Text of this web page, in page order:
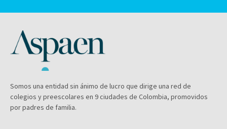
Somos una entidad sin ánimo de lucro que dirige una red de
colegios y preescolares en 9 ciudades de Colombia, promovidos
por padres de familia.